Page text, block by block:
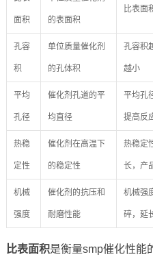
面积 的表面积
比表面
孔容
积
单位质量催化剂
的孔体积
孔容积
越小
平均
孔径
催化剂孔道的平
均直径
平均孔
提高反
热稳
定性
催化剂在高温下
的稳定性
热稳定
长，产
机械
强度
催化剂的抗压和
耐磨性能
机械强
碎，延
比表面积是衡量smp催化性能